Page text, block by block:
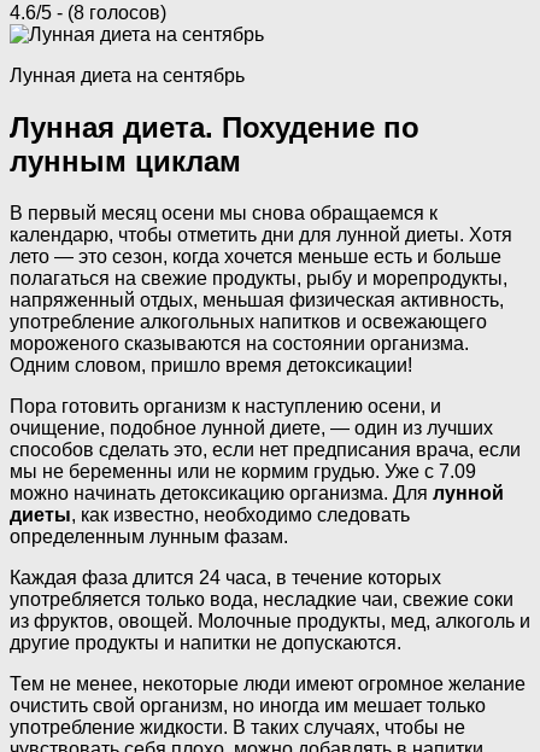
4.6/5 - (8 голосов)
Лунная диета на сентябрь
Лунная диета. Похудение по
лунным циклам
В первый месяц осени мы снова обращаемся к
календарю, чтобы отметить дни для лунной диеты. Хотя
лето — это сезон, когда хочется меньше есть и больше
полагаться на свежие продукты, рыбу и морепродукты,
напряженный отдых, меньшая физическая активность,
употребление алкогольных напитков и освежающего
мороженого сказываются на состоянии организма.
Одним словом, пришло время детоксикации!
Пора готовить организм к наступлению осени, и
очищение, подобное лунной диете, — один из лучших
способов сделать это, если нет предписания врача, если
мы не беременны или не кормим грудью. Уже с 7.09
можно начинать детоксикацию организма. Для лунной
диеты, как известно, необходимо следовать
определенным лунным фазам.
Каждая фаза длится 24 часа, в течение которых
употребляется только вода, несладкие чаи, свежие соки
из фруктов, овощей. Молочные продукты, мед, алкоголь и
другие продукты и напитки не допускаются.
Тем не менее, некоторые люди имеют огромное желание
очистить свой организм, но иногда им мешает только
употребление жидкости. В таких случаях, чтобы не